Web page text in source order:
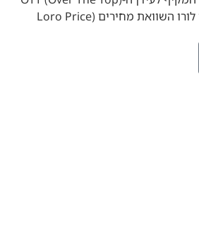
והסטרימינג כתיבה מטעם לורו השוואת מחירים (Loro Price